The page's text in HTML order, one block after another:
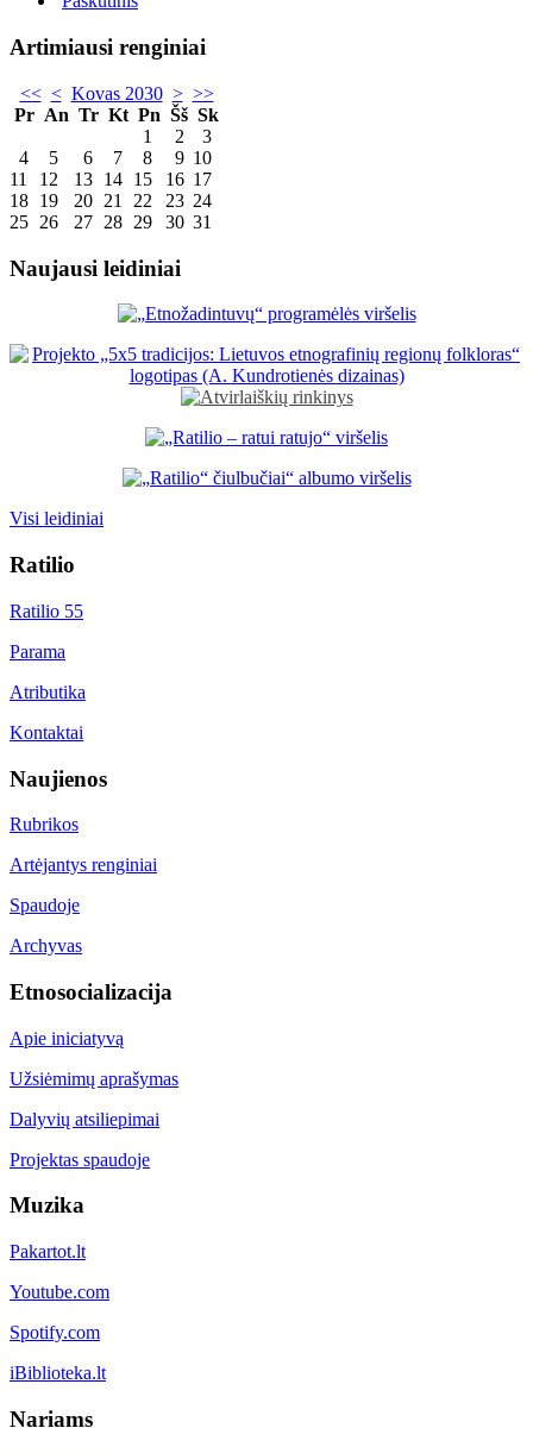
Artimiausi renginiai
<< < Kovas 2030 > >>
Pr An Tr Kt Pn Šš Sk
1
2
3
4
5 6 7 8 9 10
11
12 13 14 15 16 17
18 19 20 21 22 23 24
25 26 27 28 29 30 31
Naujausi leidiniai
Visi leidiniai
Ratilio
Ratilio 55
Parama
Atributika
Kontaktai
Naujienos
Rubrikos
Artėjantys renginiai
Spaudoje
Archyvas
Etnosocializacija
Apie iniciatyvą
Užsiėmimų aprašymas
Dalyvių atsiliepimai
Projektas spaudoje
Muzika
Pakartot.lt
Youtube.com
Spotify.com
iBiblioteka.lt
Nariams